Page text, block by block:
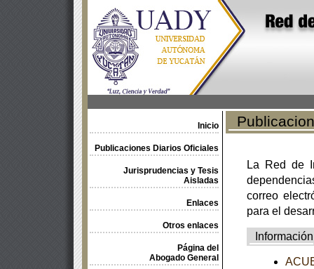
Inicio
Publicaciones Diarios Oficiales
Jurisprudencias y Tesis
Aisladas
Enlaces
Otros enlaces
Página del
Abogado General
La Red de
correo
para el
Información